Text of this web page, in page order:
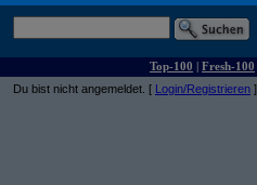
Top-100 | Fresh-100
Du bist nicht angemeldet. [ Login/Registrieren ]